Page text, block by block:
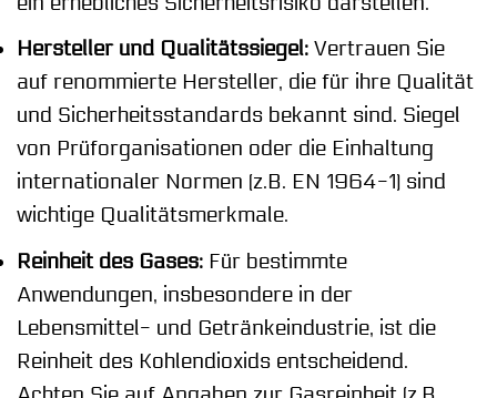
Hersteller und Qualitätssiegel: Vertrauen Sie
auf renommierte Hersteller, die für ihre Qualität
und Sicherheitsstandards bekannt sind. Siegel
von Prüforganisationen oder die Einhaltung
internationaler Normen (z.B. EN 1964-1) sind
wichtige Qualitätsmerkmale.
Reinheit des Gases: Für bestimmte
Anwendungen, insbesondere in der
Lebensmittel- und Getränkeindustrie, ist die
Reinheit des Kohlendioxids entscheidend.